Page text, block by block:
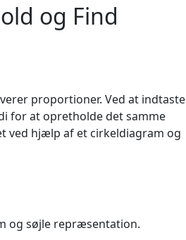
og Find
proportioner. Ved at indtaste
for at opretholde det samme
ved hjælp af et cirkeldiagram og
og søjle repræsentation.